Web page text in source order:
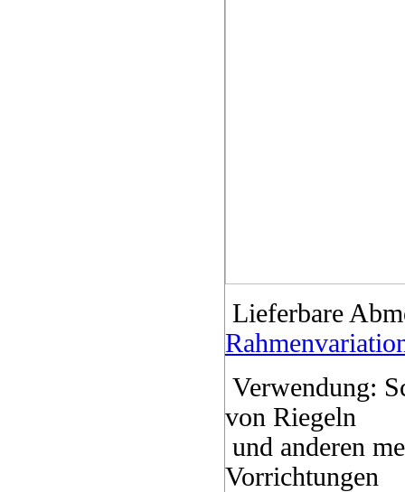
Lieferbare
Verwendung:
von Riegeln
und anderen
Vorrichtungen